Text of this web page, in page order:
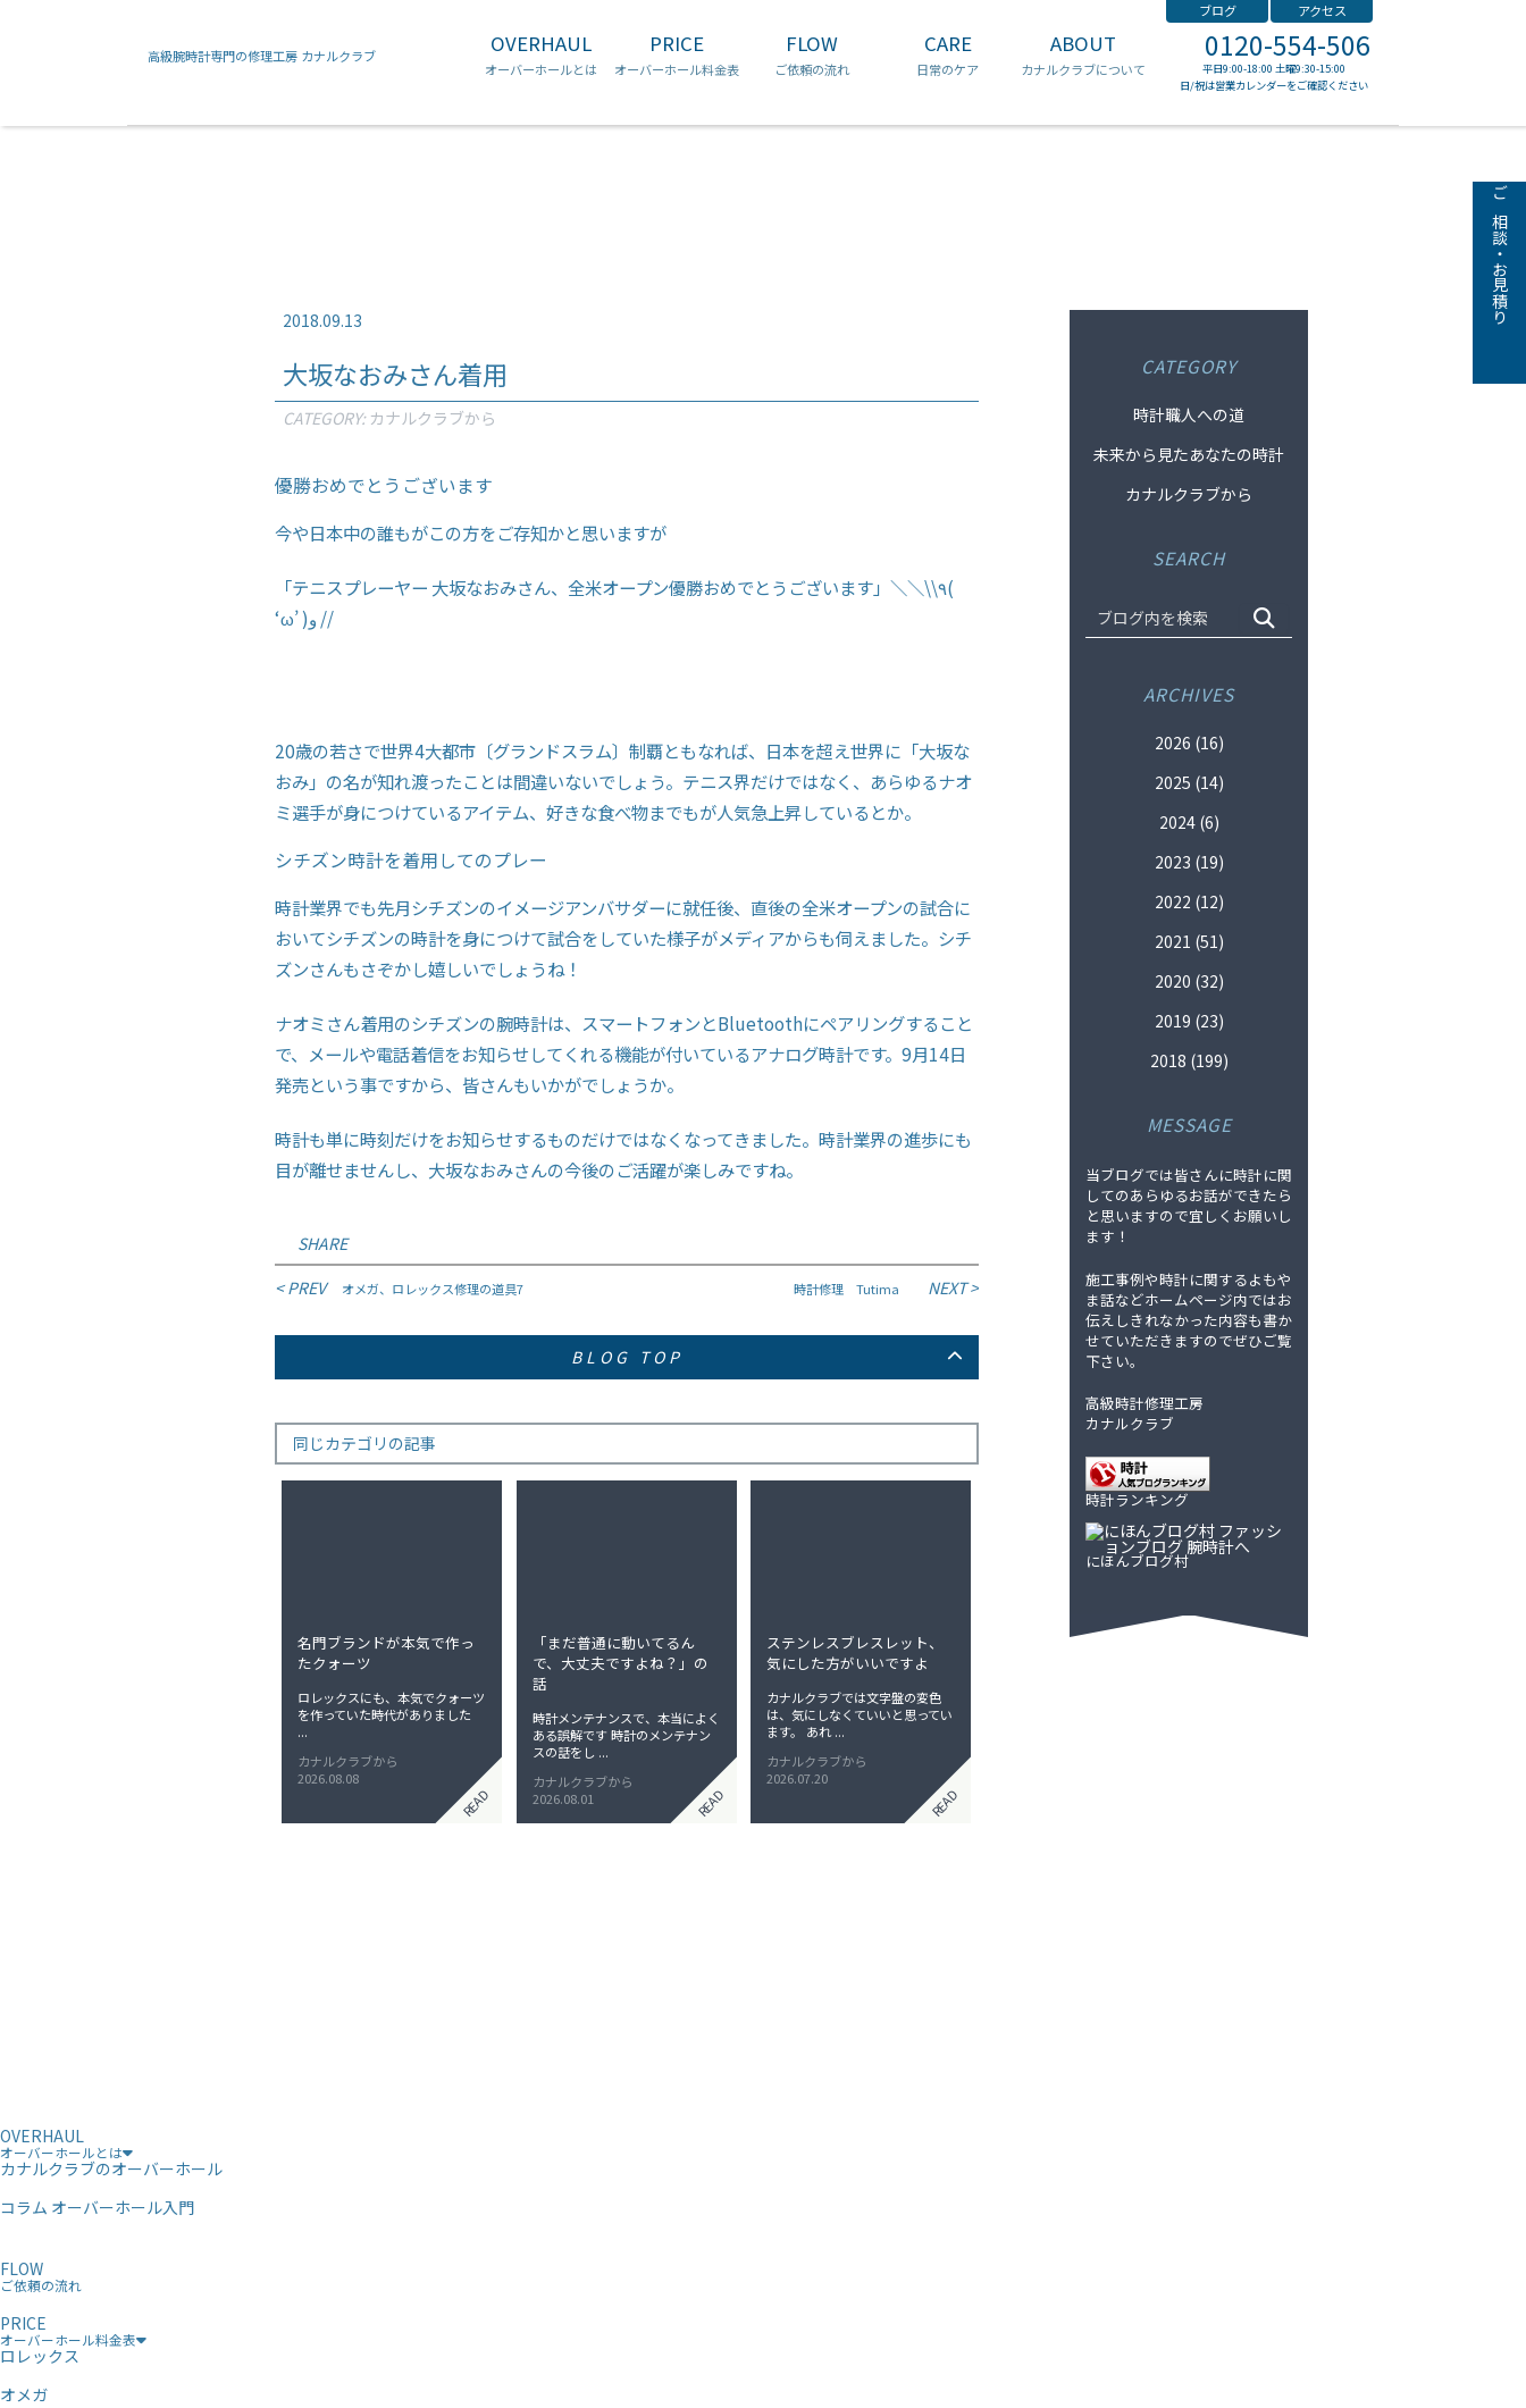
高級腕時計専門の修理工房 カナルクラブ ン
テ
ン
ス
OVERHAUL
オーバーホールとは
PRICE
オーバーホール料金表
フランクミュラー カルティエ チュードル ブルガリ ロンジン
FLOW
ご依頼の流れ
CARE
日常のケア
ABOUT
カナルクラブについて
ブログ アクセス
0120-554-506
平日9:00-18:00 土曜9:30-15:00
日/祝は営業カレンダーをご確認ください
ご相談・お見積り
2018.09.13
大坂なおみさん着用
CATEGORY: カナルクラブから
優勝おめでとうございます
今や日本中の誰もがこの方をご存知かと思いますが
「テニスプレーヤー 大坂なおみさん、全米オープン優勝おめでとうございます」＼＼\\٩(
‘ω’ )و //
20歳の若さで世界4大都市〔グランドスラム〕制覇ともなれば、日本を超え世界に「大坂な
おみ」の名が知れ渡ったことは間違いないでしょう。テニス界だけではなく、あらゆるナオ
ミ選手が身につけているアイテム、好きな食べ物までもが人気急上昇しているとか。
シチズン時計を着用してのプレー
時計業界でも先月シチズンのイメージアンバサダーに就任後、直後の全米オープンの試合に
おいてシチズンの時計を身につけて試合をしていた様子がメディアからも伺えました。シチ
ズンさんもさぞかし嬉しいでしょうね！
ナオミさん着用のシチズンの腕時計は、スマートフォンとBluetoothにペアリングすること
で、メールや電話着信をお知らせしてくれる機能が付いているアナログ時計です。9月14日
発売という事ですから、皆さんもいかがでしょうか。
時計も単に時刻だけをお知らせするものだけではなくなってきました。時計業界の進歩にも
目が離せませんし、大坂なおみさんの今後のご活躍が楽しみですね。
SHARE
投
ー
< PREV オメガ、ロレックス修理の道具7 時計修理 Tutima NEXT >
BLOG TOP
同じカテゴリの記事
名門ブランドが本気で作っ
たクォーツ
ロレックスにも、本気でクォーツ
を作っていた時代がありました
...
カナルクラブから
2026.08.08
READ
「まだ普通に動いてるん
で、大丈夫ですよね？」の
話
時計メンテナンスで、本当によく
ある誤解です 時計のメンテナン
スの話をし ...
カナルクラブから
2026.08.01
READ
ステンレスブレスレット、
気にした方がいいですよ
カナルクラブでは文字盤の変色
は、気にしなくていいと思ってい
ます。 あれ ...
カナルクラブから
2026.07.20
READ
CATEGORY
時計職人への道
未来から見たあなたの時計
カナルクラブから
SEARCH
ARCHIVES
2026 (16)
2025 (14)
2024(6)
2023 (19)
2022 (12)
2021 (51)
2020 (32)
2019 (23)
2018 (199)
MESSAGE
当ブログでは皆さんに時計に関
してのあらゆるお話ができたら
と思いますので宜しくお願いし
ます！
施工事例や時計に関するよもや
ま話などホームページ内ではお
伝えしきれなかった内容も書か
せていただきますのでぜひご覧
下さい。
高級時計修理工房
カナルクラブ
時計ランキング
にほんブログ村
OVERHAUL
オーバーホールとは
カナルクラブのオーバーホール
コラム オーバーホール入門
FLOW
ご依頼の流れ
PRICE
オーバーホール料金表
ロレックス
オメガ